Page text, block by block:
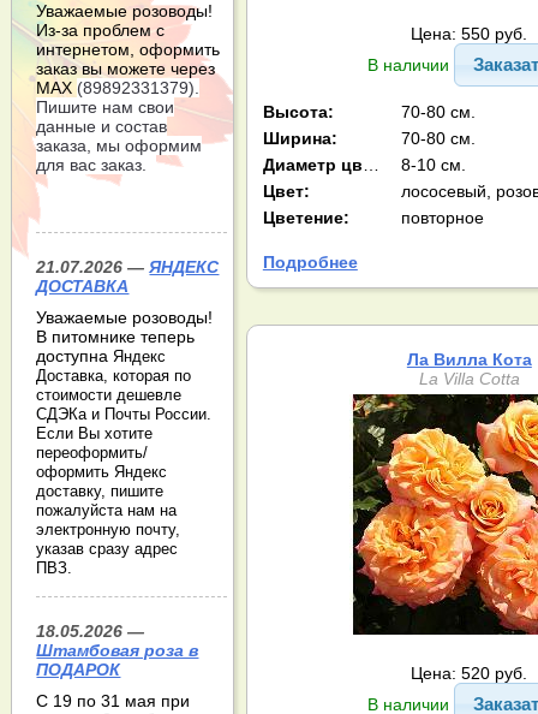
Цена: 550 руб.
В наличии
Высота:
70-80 см.
Ширина:
70-80 см.
8-10 см.
Цвет:
лососевый,
Цветение:
повторное
Подробнее
Ла Вилла Кота
La Villa Cotta
Цена: 520 руб.
В наличии
Уважаемые розоводы!
Из-за проблем с
интернетом, оформить
заказ вы можете через
МАХ (89892331379).
Пишите нам свои
данные и состав
заказа, мы оформим
для вас заказ.
21.07.2026 —ЯНДЕКС
ДОСТАВКА
Уважаемые розоводы!
В питомнике теперь
доступнаЯндекс
Доставка, которая по
стоимости дешевле
СДЭКа и Почты России.
Если Вы хотите
переоформить/
оформить Яндекс
доставку, пишите
пожалуйста нам на
электронную почту,
указав сразу адрес
ПВЗ.
18.05.2026 —
Штамбовая роза в
ПОДАРОК
С 19 по 31 мая при